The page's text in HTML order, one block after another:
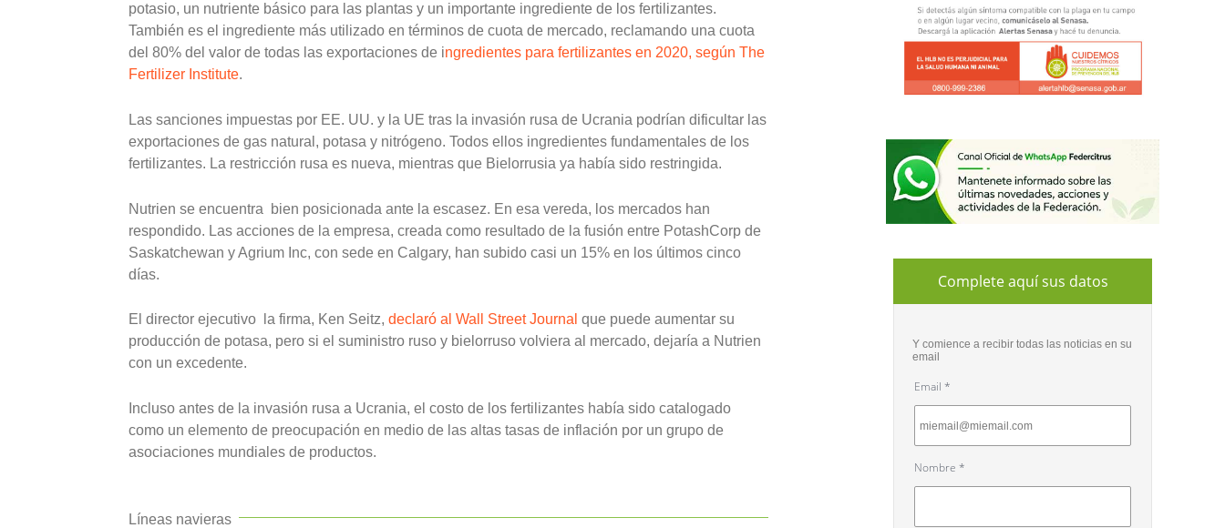
potasio, un nutriente básico para las plantas y un importante ingrediente de los fertilizantes.
También es el ingrediente más utilizado en términos de cuota de mercado, reclamando una cuota
del 80% del valor de todas las exportaciones de ingredientes para fertilizantes en 2020, según The
Fertilizer Institute.
Las sanciones impuestas por EE. UU. y la UE tras la invasión rusa de Ucrania podrían dificultar las
exportaciones de gas natural, potasa y nitrógeno. Todos ellos ingredientes fundamentales de los
fertilizantes. La restricción rusa es nueva, mientras que Bielorrusia ya había sido restringida.
Nutrien se encuentra bien posicionada ante la escasez. En esa vereda, los mercados han
respondido. Las acciones de la empresa, creada como resultado de la fusión entre PotashCorp de
Saskatchewan y Agrium Inc, con sede en Calgary, han subido casi un 15% en los últimos cinco
días.
El director ejecutivo la firma, Ken Seitz, declaró al Wall Street Journal que puede aumentar su
producción de potasa, pero si el suministro ruso y bielorruso volviera al mercado, dejaría a Nutrien
con un excedente.
Incluso antes de la invasión rusa a Ucrania, el costo de los fertilizantes había sido catalogado
como un elemento de preocupación en medio de las altas tasas de inflación por un grupo de
asociaciones mundiales de productos.
Líneas navieras